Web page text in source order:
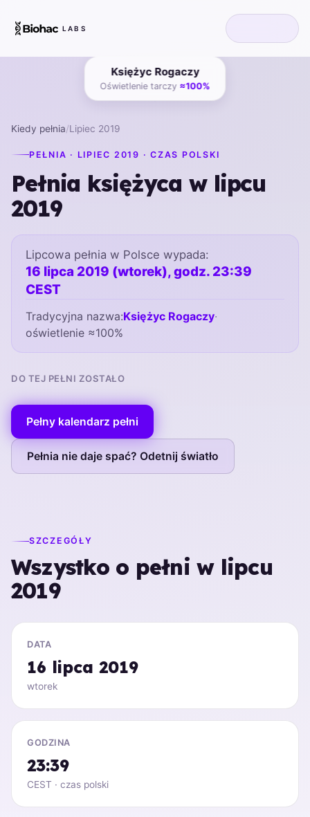
LABS
Kiedy pełnia/Lipiec 2019
PEŁNIA · LIPIEC 2019 · CZAS POLSKI
Pełnia księżyca w lipcu
2019
Lipcowa pełnia w Polsce wypada:
16 lipca 2019 (wtorek), godz. 23:39
CEST
Tradycyjna nazwa:Księżyc Rogaczy·
oświetlenie ≈100%
DO TEJ PEŁNI ZOSTAŁO
Pełny kalendarz pełni
Pełnia nie daje spać? Odetnij światło
Księżyc Rogaczy
Oświetlenie tarczy ≈100%
SZCZEGÓŁY
Wszystko o pełni w lipcu
2019
DATA
16 lipca 2019
wtorek
GODZINA
23:39
CEST · czas polski